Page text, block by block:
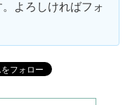
よろしければフォ